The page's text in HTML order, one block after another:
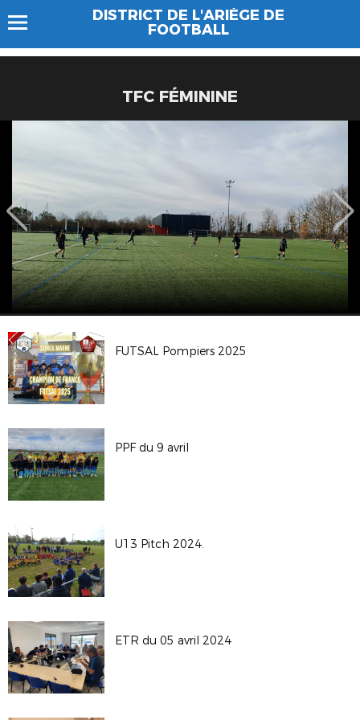
DISTRICT DE L'ARIÈGE DE
FOOTBALL
TFC FÉMININE
FUTSAL Pompiers 2025
PPF du 9 avril
U13 Pitch 2024.
ETR du 05 avril 2024